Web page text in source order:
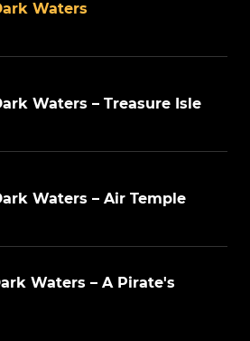
Waters
Waters – Treasure Isle
Waters – Air Temple
Waters – A Pirate's